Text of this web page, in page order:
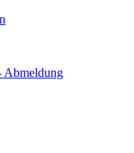
Abmeldung